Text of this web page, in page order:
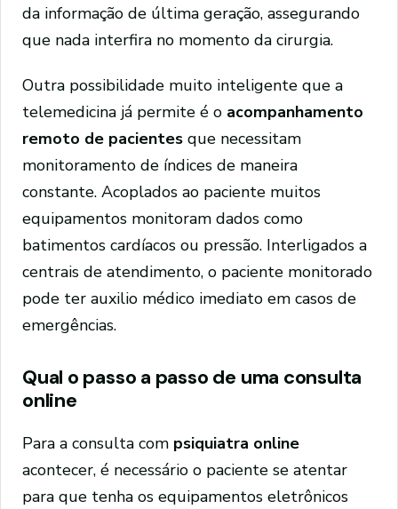
da informação de última geração, assegurando
que nada interfira no momento da cirurgia.
Outra possibilidade muito inteligente que a
telemedicina já permite é o acompanhamento
remoto de pacientes que necessitam
monitoramento de índices de maneira
constante. Acoplados ao paciente muitos
equipamentos monitoram dados como
batimentos cardíacos ou pressão. Interligados a
centrais de atendimento, o paciente monitorado
pode ter auxilio médico imediato em casos de
emergências.
Qual o passo a passo de uma consulta
online
Para a consulta com psiquiatra online
acontecer, é necessário o paciente se atentar
para que tenha os equipamentos eletrônicos